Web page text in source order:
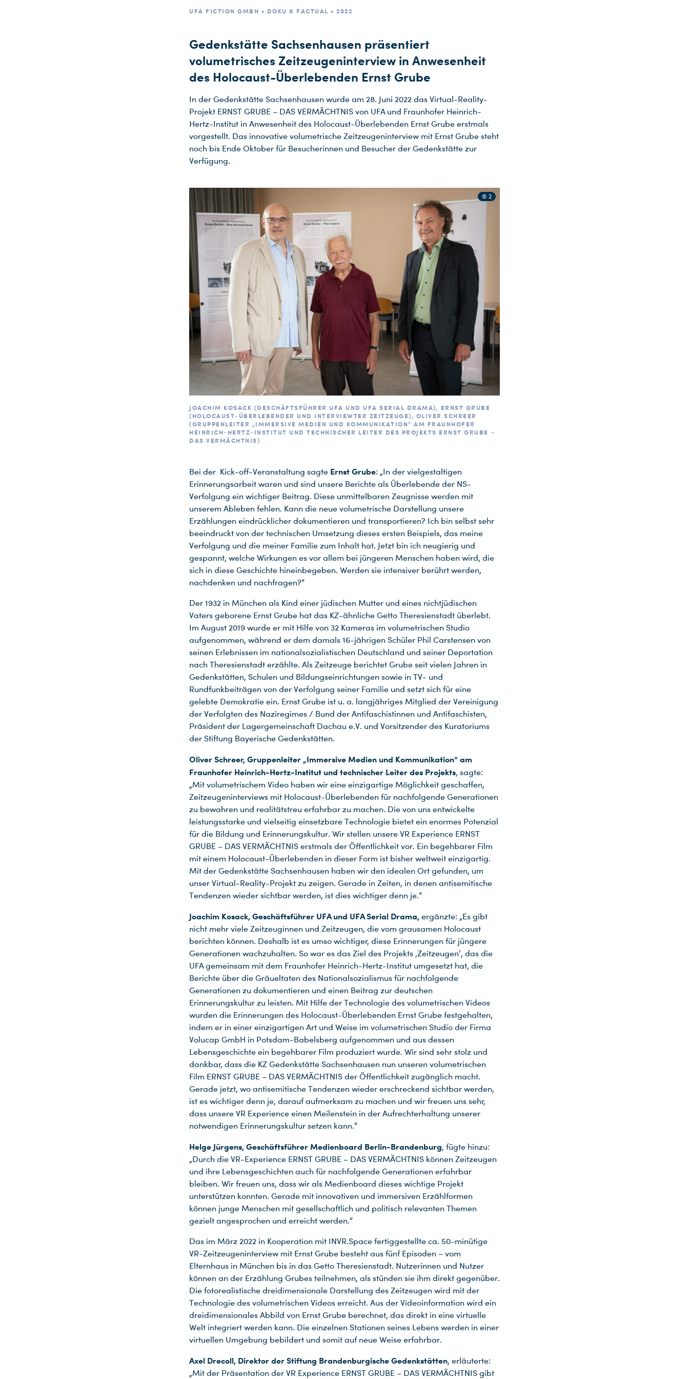
UFA FICTION GMBH • DOKU & FACTUAL • 2022
Gedenkstätte Sachsenhausen präsentiert
volumetrisches Zeitzeugeninterview in Anwesenheit
des Holocaust-Überlebenden Ernst Grube
In der Gedenkstätte Sachsenhausen wurde am 28. Juni 2022 das Virtual-Reality-
Projekt ERNST GRUBE – DAS VERMÄCHTNIS von UFA und Fraunhofer Heinrich-
Hertz-Institut in Anwesenheit des Holocaust-Überlebenden Ernst Grube erstmals
vorgestellt. Das innovative volumetrische Zeitzeugeninterview mit Ernst Grube steht
noch bis Ende Oktober für Besucherinnen und Besucher der Gedenkstätte zur
Verfügung.
© 2
JOACHIM KOSACK (GESCHÄFTSFÜHRER UFA UND UFA SERIAL DRAMA), ERNST GRUBE
(HOLOCAUST-ÜBERLEBENDER UND INTERVIEWTER ZEITZEUGE), OLIVER SCHREER
(GRUPPENLEITER „IMMERSIVE MEDIEN UND KOMMUNIKATION“ AM FRAUNHOFER
HEINRICH-HERTZ-INSTITUT UND TECHNISCHER LEITER DES PROJEKTS ERNST GRUBE –
DAS VERMÄCHTNIS)
Bei der Kick-off-Veranstaltung sagte Ernst Grube: „In der vielgestaltigen
Erinnerungsarbeit waren und sind unsere Berichte als Überlebende der NS-
Verfolgung ein wichtiger Beitrag. Diese unmittelbaren Zeugnisse werden mit
unserem Ableben fehlen. Kann die neue volumetrische Darstellung unsere
Erzählungen eindrücklicher dokumentieren und transportieren? Ich bin selbst sehr
beeindruckt von der technischen Umsetzung dieses ersten Beispiels, das meine
Verfolgung und die meiner Familie zum Inhalt hat. Jetzt bin ich neugierig und
gespannt, welche Wirkungen es vor allem bei jüngeren Menschen haben wird, die
sich in diese Geschichte hineinbegeben. Werden sie intensiver berührt werden,
nachdenken und nachfragen?“
Der 1932 in München als Kind einer jüdischen Mutter und eines nichtjüdischen
Vaters geborene Ernst Grube hat das KZ-ähnliche Getto Theresienstadt überlebt.
Im August 2019 wurde er mit Hilfe von 32 Kameras im volumetrischen Studio
aufgenommen, während er dem damals 16-jährigen Schüler Phil Carstensen von
seinen Erlebnissen im nationalsozialistischen Deutschland und seiner Deportation
nach Theresienstadt erzählte. Als Zeitzeuge berichtet Grube seit vielen Jahren in
Gedenkstätten, Schulen und Bildungseinrichtungen sowie in TV- und
Rundfunkbeiträgen von der Verfolgung seiner Familie und setzt sich für eine
gelebte Demokratie ein. Ernst Grube ist u. a. langjähriges Mitglied der Vereinigung
der Verfolgten des Naziregimes / Bund der Antifaschistinnen und Antifaschisten,
Präsident der Lagergemeinschaft Dachau e.V. und Vorsitzender des Kuratoriums
der Stiftung Bayerische Gedenkstätten.
Oliver Schreer, Gruppenleiter „Immersive Medien und Kommunikation“ am
Fraunhofer Heinrich-Hertz-Institut und technischer Leiter des Projekts, sagte:
„Mit volumetrischem Video haben wir eine einzigartige Möglichkeit geschaffen,
Zeitzeugeninterviews mit Holocaust-Überlebenden für nachfolgende Generationen
zu bewahren und realitätstreu erfahrbar zu machen. Die von uns entwickelte
leistungsstarke und vielseitig einsetzbare Technologie bietet ein enormes Potenzial
für die Bildung und Erinnerungskultur. Wir stellen unsere VR Experience ERNST
GRUBE – DAS VERMÄCHTNIS erstmals der Öffentlichkeit vor. Ein begehbarer Film
mit einem Holocaust-Überlebenden in dieser Form ist bisher weltweit einzigartig.
Mit der Gedenkstätte Sachsenhausen haben wir den idealen Ort gefunden, um
unser Virtual-Reality-Projekt zu zeigen. Gerade in Zeiten, in denen antisemitische
Tendenzen wieder sichtbar werden, ist dies wichtiger denn je.“
Joachim Kosack, Geschäftsführer UFA und UFA Serial Drama, ergänzte: „Es gibt
nicht mehr viele Zeitzeuginnen und Zeitzeugen, die vom grausamen Holocaust
berichten können. Deshalb ist es umso wichtiger, diese Erinnerungen für jüngere
Generationen wachzuhalten. So war es das Ziel des Projekts ‚Zeitzeugen‘, das die
UFA gemeinsam mit dem Fraunhofer Heinrich-Hertz-Institut umgesetzt hat, die
Berichte über die Gräueltaten des Nationalsozialismus für nachfolgende
Generationen zu dokumentieren und einen Beitrag zur deutschen
Erinnerungskultur zu leisten. Mit Hilfe der Technologie des volumetrischen Videos
wurden die Erinnerungen des Holocaust-Überlebenden Ernst Grube festgehalten,
indem er in einer einzigartigen Art und Weise im volumetrischen Studio der Firma
Volucap GmbH in Potsdam-Babelsberg aufgenommen und aus dessen
Lebensgeschichte ein begehbarer Film produziert wurde. Wir sind sehr stolz und
dankbar, dass die KZ Gedenkstätte Sachsenhausen nun unseren volumetrischen
Film ERNST GRUBE – DAS VERMÄCHTNIS der Öffentlichkeit zugänglich macht.
Gerade jetzt, wo antisemitische Tendenzen wieder erschreckend sichtbar werden,
ist es wichtiger denn je, darauf aufmerksam zu machen und wir freuen uns sehr,
dass unsere VR Experience einen Meilenstein in der Aufrechterhaltung unserer
notwendigen Erinnerungskultur setzen kann.“
Helge Jürgens, Geschäftsführer Medienboard Berlin-Brandenburg, fügte hinzu:
„Durch die VR-Experience ERNST GRUBE – DAS VERMÄCHTNIS können Zeitzeugen
und ihre Lebensgeschichten auch für nachfolgende Generationen erfahrbar
bleiben. Wir freuen uns, dass wir als Medienboard dieses wichtige Projekt
unterstützen konnten. Gerade mit innovativen und immersiven Erzählformen
können junge Menschen mit gesellschaftlich und politisch relevanten Themen
gezielt angesprochen und erreicht werden.“
Das im März 2022 in Kooperation mit INVR.Space fertiggestellte ca. 50-minütige
VR-Zeitzeugeninterview mit Ernst Grube besteht aus fünf Episoden – vom
Elternhaus in München bis in das Getto Theresienstadt. Nutzerinnen und Nutzer
können an der Erzählung Grubes teilnehmen, als stünden sie ihm direkt gegenüber.
Die fotorealistische dreidimensionale Darstellung des Zeitzeugen wird mit der
Technologie des volumetrischen Videos erreicht. Aus der Videoinformation wird ein
dreidimensionales Abbild von Ernst Grube berechnet, das direkt in eine virtuelle
Welt integriert werden kann. Die einzelnen Stationen seines Lebens werden in einer
virtuellen Umgebung bebildert und somit auf neue Weise erfahrbar.
Axel Drecoll, Direktor der Stiftung Brandenburgische Gedenkstätten, erläuterte:
„Mit der Präsentation der VR Experience ERNST GRUBE – DAS VERMÄCHTNIS gibt